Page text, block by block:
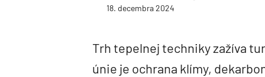
18. decembra 2024
Trh tepelnej techniky zažíva
únie je ochrana klímy,